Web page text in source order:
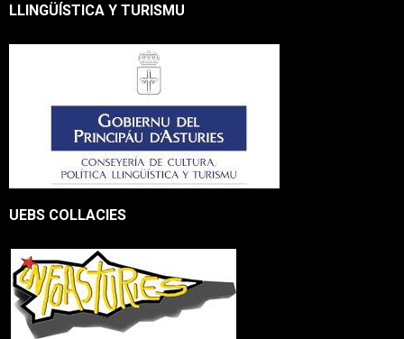
LLINGÜÍSTICA Y TURISMU
UEBS COLLACIES